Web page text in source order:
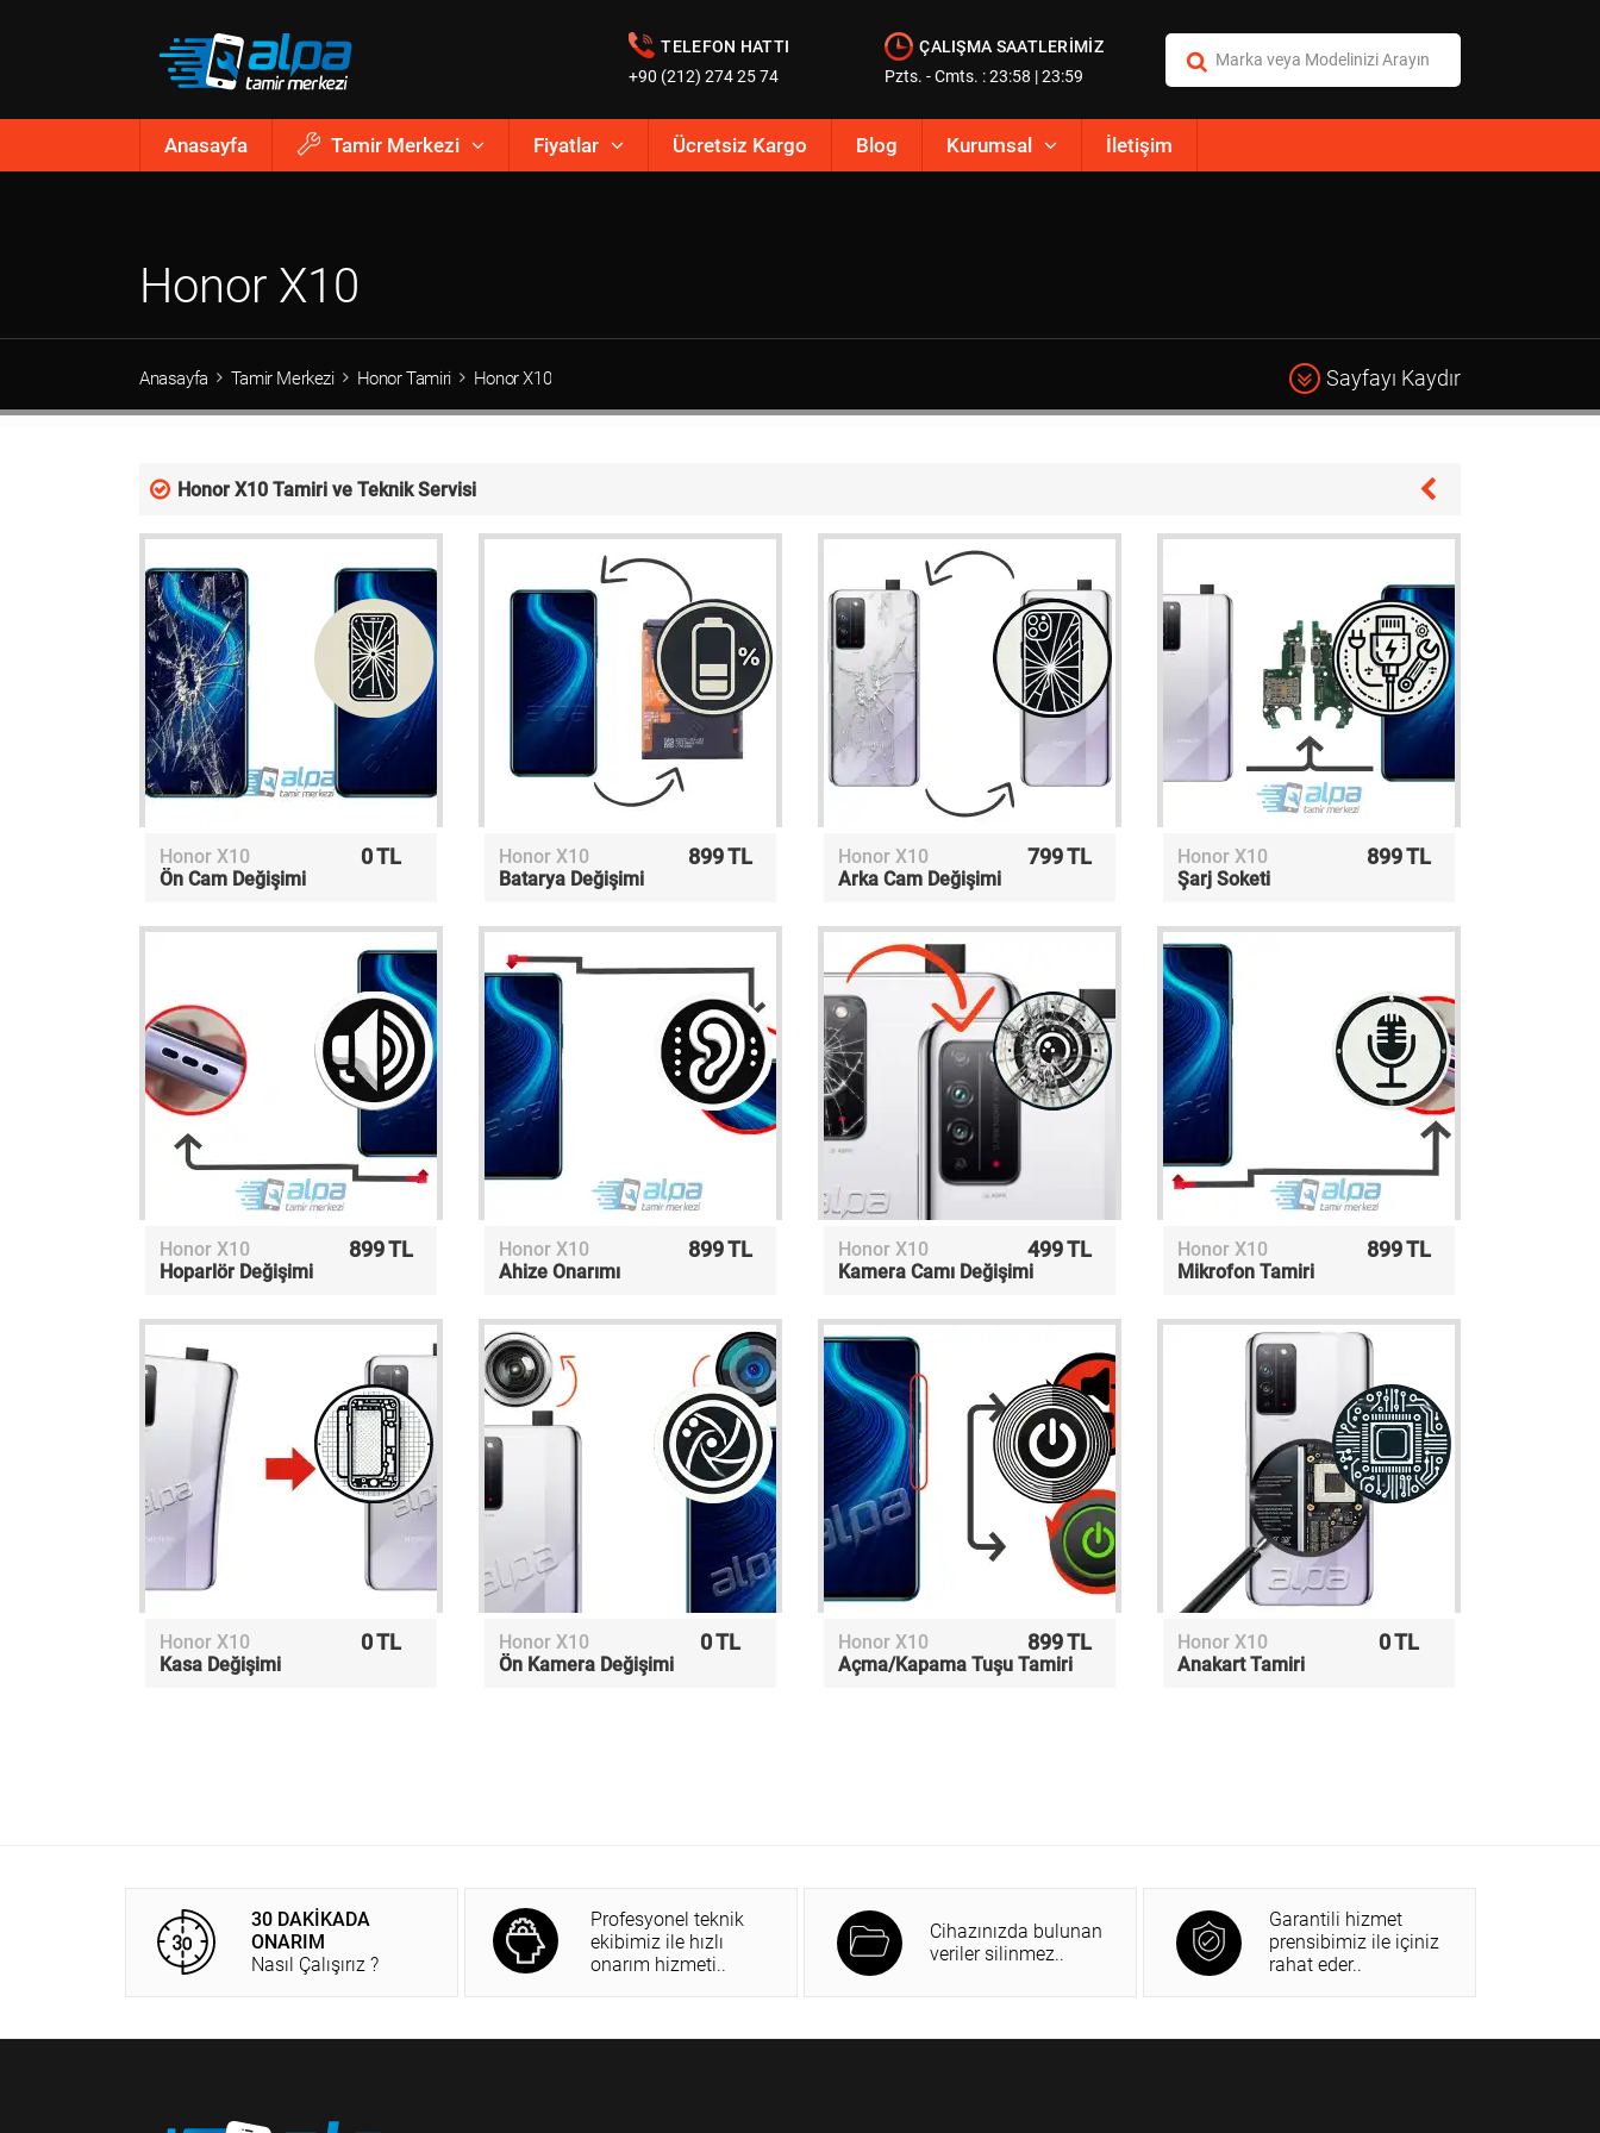
ÇALIŞMA SAATLERİMİZ
Pzts. - Cmts. : 23:58 | 23:59
TELEFON HATTI
+90 (212) 274 25 74
Anasayfa Tamir Merkezi Fiyatlar Ücretsiz Kargo Blog Kurumsal İletişim
Honor X10
Anasayfa Tamir Merkezi Honor Tamiri Honor X10 Sayfayı Kaydır
Honor X10 Tamiri ve Teknik Servisi
Honor X10 0 TL
Ön Cam Değişimi
Honor X10 899 TL
Batarya Değişimi
Honor X10 799 TL
Arka Cam Değişimi
Honor X10 899 TL
Şarj Soketi
Honor X10 899 TL
Hoparlör Değişimi
Honor X10 899 TL
Ahize Onarımı
Honor X10 499 TL
Kamera Camı Değişimi
Honor X10 899 TL
Mikrofon Tamiri
Honor X10 0 TL
Kasa Değişimi
Honor X10 0 TL
Ön Kamera Değişimi
Honor X10 899 TL
Açma/Kapama Tuşu Tamiri
Honor X10 0 TL
Anakart Tamiri
30 DAKİKADA
ONARIM
Nasıl Çalışırız ?
Profesyonel teknik
ekibimiz ile hızlı
onarım hizmeti..
Cihazınızda bulunan
veriler silinmez..
Garantili hizmet
prensibimiz ile içiniz
rahat eder..